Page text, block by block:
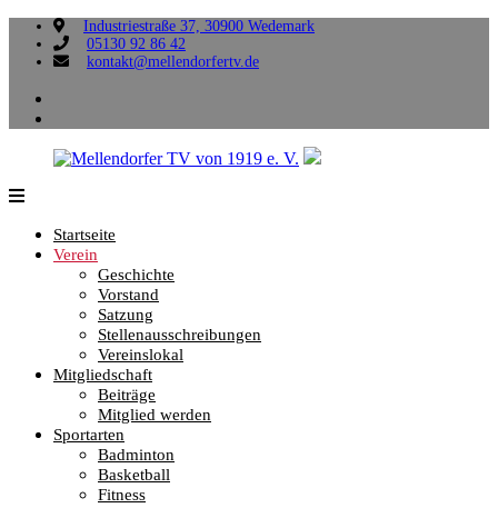
Zum
Inhalt
springen
Industriestraße 37, 30900 Wedemark
05130 92 86 42
kontakt@mellendorfertv.de
Vielfalt,Startseite
Verein
Geschichte
Vorstand
Satzung
Stellenausschreibungen
Vereinslokal
Mitgliedschaft
Beiträge
Mitglied werden
Sportarten
Badminton
Basketball
Fitness